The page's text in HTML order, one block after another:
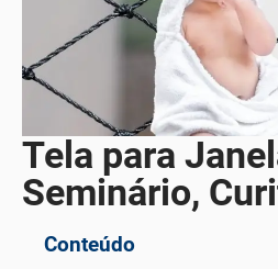
Tela para
Seminário,
Conteúdo